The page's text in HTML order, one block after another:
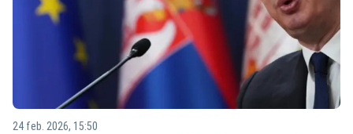
24 feb. 2026, 15:50